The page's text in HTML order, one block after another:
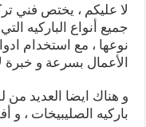
لا عليكم ، يختص فني
جميع أنواع الباركيه
نوعها ، مع استخدام
الأعمال بسرعة و خبرة
و هناك ايضا العديد من
باركيه الصليبيخات ، و